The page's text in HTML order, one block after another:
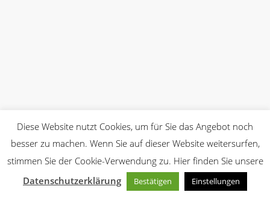
Diese Website nutzt Cookies, um für Sie das Angebot noch
besser zu machen. Wenn Sie auf dieser Website weitersurfen,
stimmen Sie der Cookie-Verwendung zu. Hier finden Sie unsere
Datenschutzerklärung
Bestätigen Einstellungen